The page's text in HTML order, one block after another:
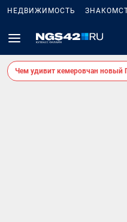
НЕДВИЖИМОСТЬ
Чем удивит кемеровчан новый